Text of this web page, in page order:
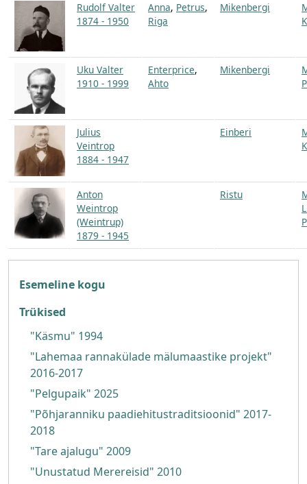
Rudolf Valter
1874 - 1950
Anna, Petrus,
Riga
Mikenbergi
Uku Valter
1910 - 1999
Enterprice,
Ahto
Mikenbergi
Julius
Veintrop
1884 - 1947
Einberi
Anton
Weintrop
(Weintrup)
1879 - 1945
Ristu
Fotoarhiiv
Esemeline kogu
Trükised
"Käsmu" 1994
"Lahemaa rannakülade mälumaastike projekt"
2016-2017
"Pelgupaik" 2025
"Põhjaranniku paadiehitustraditsioonid" 2017-
2018
"Tare ajalugu" 2009
"Unustatud Merereisid" 2010